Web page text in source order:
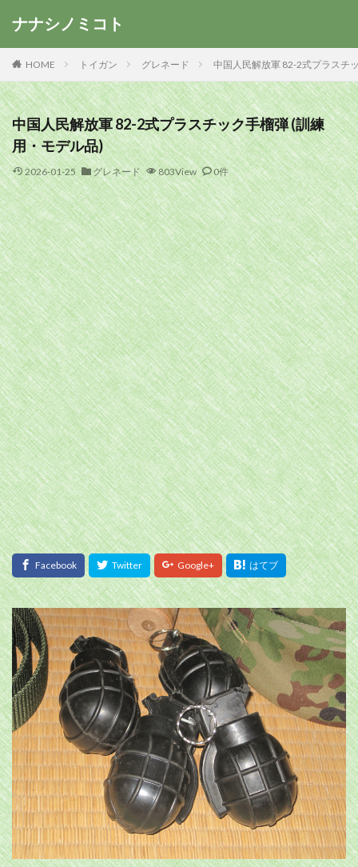
ナナシノミコト
HOME トイガン グレネード 中国人民解放軍 82-2式プラスチ
中国人民解放軍 82-2式プラスチック手榴弾 (訓練
用・モデル品)
2026-01-25 グレネード 803View 0件